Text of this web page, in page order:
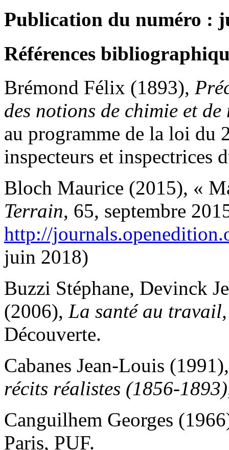
Publication du numéro :
Références
Brémond Félix (1893),
des notions de chimie et de
au programme de la loi du
inspecteurs et inspectrices
Bloch Maurice (2015), «
Terrain, 65, septembre
http://
juin 2018)
Buzzi Stéphane, Devinck
(2006), La santé au
Découverte.
Cabanes Jean-Louis
récits réalistes (1856-1893)
Canguilhem Georges
Paris, PUF.